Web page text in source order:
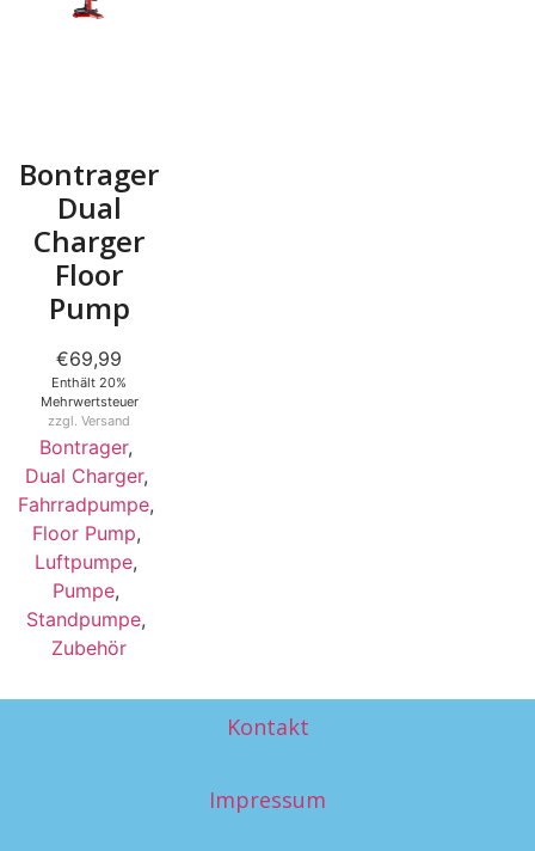
Bontrager
Dual
Charger
Floor
Pump
€69,99
Enthält 20%
Mehrwertsteuer
zzgl.Versand
Bontrager,
Dual Charger,
Fahrradpumpe,
Floor Pump,
Luftpumpe,
Pumpe,
Standpumpe,
Zubehör
Kontakt
Impressum